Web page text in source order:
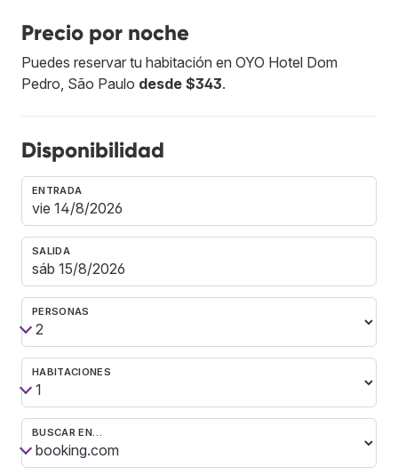
Precio por noche
Puedes reservar tu habitación en OYO Hotel Dom
Pedro, São Paulo desde $343.
Disponibilidad
ENTRADA
SALIDA
PERSONAS
HABITACIONES
BUSCAR EN…